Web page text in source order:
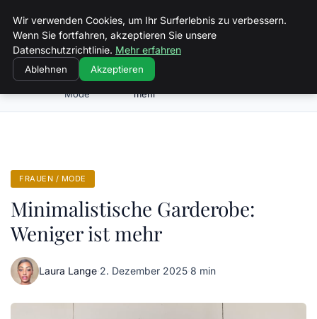
Volkertvandergraaf
Frauen /
Mode
Minimalistische Garderobe: Weniger ist
mehr
FRAUEN / MODE
Minimalistische Garderobe:
Weniger ist mehr
Laura Lange·2. Dezember 2025·8 min
Wir verwenden Cookies, um Ihr Surferlebnis zu verbessern.
Wenn Sie fortfahren, akzeptieren Sie unsere
Datenschutzrichtlinie. Mehr erfahren
Ablehnen Akzeptieren